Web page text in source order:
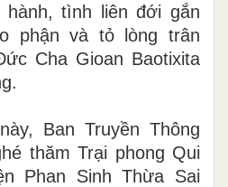
hành, tình liên đới gắn
phận và tỏ lòng trân
Cha Gioan Baotixita
Ban Truyền Thông
thăm Trại phong Qui
Phan Sinh Thừa Sai